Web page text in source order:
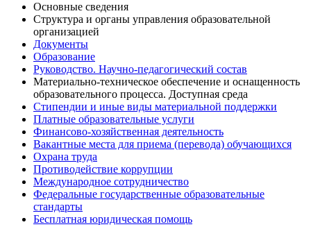
Основные сведения
Структура и органы управления образовательной
организацией
Документы
Образование
Руководство. Научно-педагогический состав
Материально-техническое обеспечение и оснащенность
образовательного процесса. Доступная среда
Стипендии и иные виды материальной поддержки
Платные образовательные услуги
Финансово-хозяйственная деятельность
Вакантные места для приема (перевода) обучающихся
Охрана труда
Противодействие коррупции
Международное сотрудничество
Федеральные государственные образовательные
стандарты
Бесплатная юридическая помощь